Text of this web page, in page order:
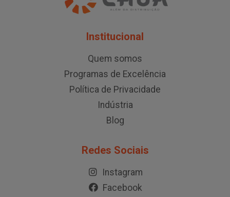
Institucional
Quem somos
Programas de Excelência
Política de Privacidade
Indústria
Blog
Redes Sociais
Instagram
Facebook